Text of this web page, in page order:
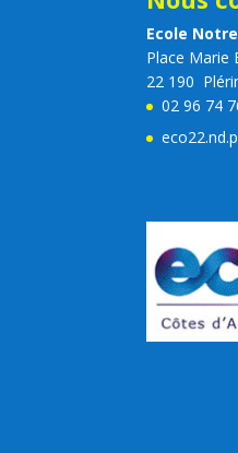
Ecole
Place Marie
22 190
02 96 74